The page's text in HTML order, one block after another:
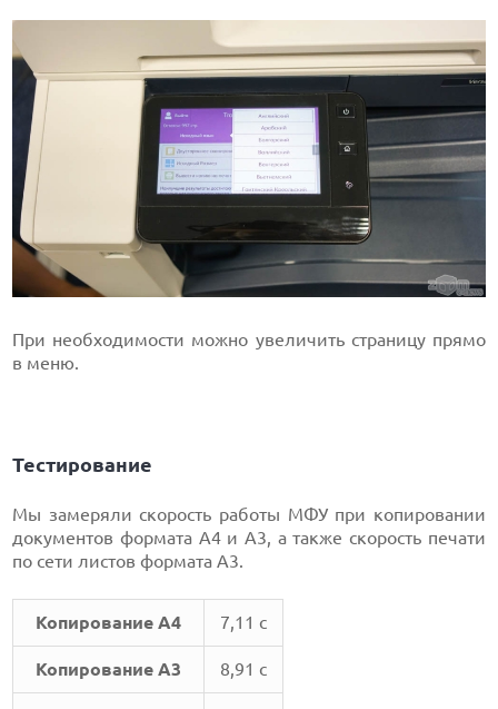
При необходимости можно увеличить страницу прямо
в меню.
Тестирование
Мы замеряли скорость работы МФУ при копировании
документов формата А4 и А3, а также скорость печати
по сети листов формата A3.
Копирование A4 7,11 с
Копирование A3 8,91 с